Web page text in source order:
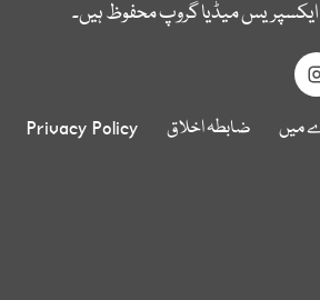
میڈیا گروپ محفوظ ہیں۔
میں ضابطہ اخلاق Privacy Policy